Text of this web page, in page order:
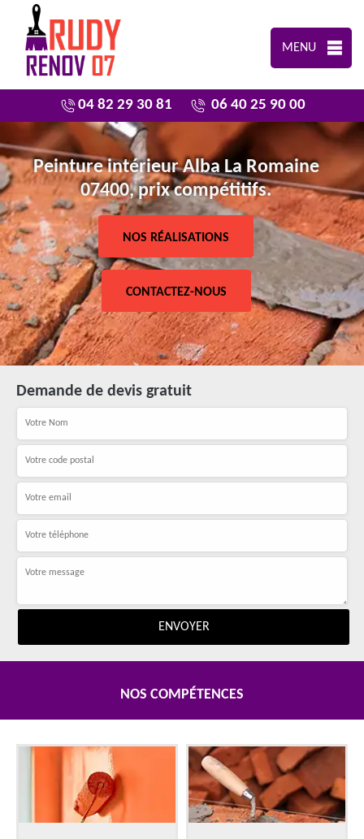
MENU
04 82 29 30 81 06 40 25 90 00
Peinture intérieur Alba La Romaine
07400, prix compétitifs.
NOS RÉALISATIONS
CONTACTEZ-NOUS
Demande de devis gratuit
NOS COMPÉTENCES